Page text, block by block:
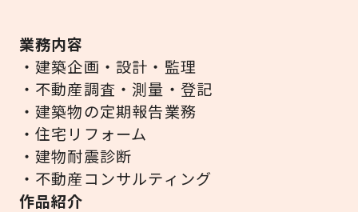
業務内容
・建築企画・設計・監理
・不動産調査・測量・登記
・建築物の定期報告業務
・住宅リフォーム
・建物耐震診断
・不動産コンサルティング
作品紹介